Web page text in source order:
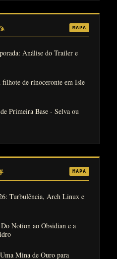
MAPA
Análise do Trailer e
de rinoceronte em Isle
Primeira Base - Selva ou
MAPA
Turbulência, Arch Linux e
Notion ao Obsidian e a
Mina de Ouro para